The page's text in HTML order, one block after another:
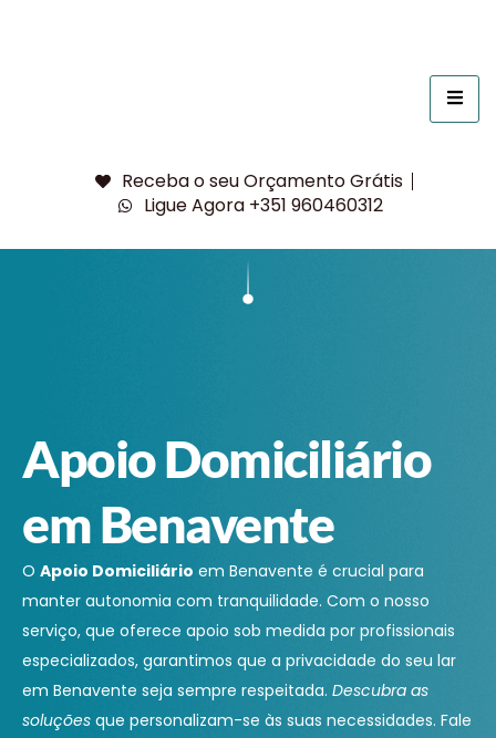
Receba o seu Orçamento Grátis
Ligue Agora +351 960460312
Apoio Domiciliário
em Benavente
O Apoio Domiciliário em Benavente é crucial para
manter autonomia com tranquilidade. Com o nosso
serviço, que oferece apoio sob medida por profissionais
especializados, garantimos que a privacidade do seu lar
em Benavente seja sempre respeitada. Descubra as
soluções que personalizam-se às suas necessidades. Fale